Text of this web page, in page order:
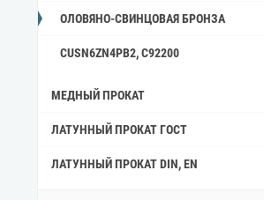
ОЛОВЯНО-СВИНЦОВАЯ БРОНЗА
CUSN6ZN4PB2, C92200
МЕДНЫЙ ПРОКАТ
ЛАТУННЫЙ ПРОКАТ ГОСТ
ЛАТУННЫЙ ПРОКАТ DIN, EN